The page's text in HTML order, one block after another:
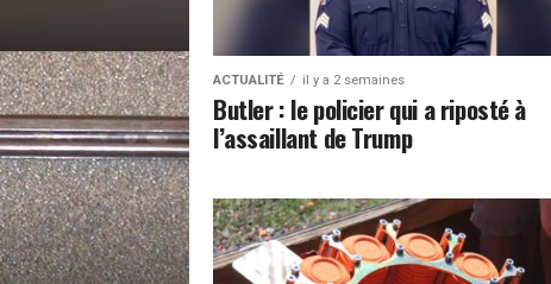
ACTUALITÉ il y a 2 semaines
Butler : le policier qui a riposté à
l’assaillant de Trump